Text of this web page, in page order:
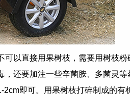
以直接用果树枝，需要用树枝
还要加注一些辛菌胺、多菌灵
即可。用果树枝打碎制成的有